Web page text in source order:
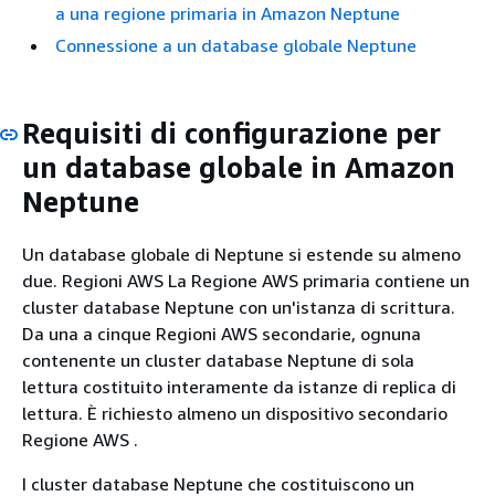
a una regione primaria in Amazon Neptune
Connessione a un database globale Neptune
Requisiti di configurazione per
un database globale in Amazon
Neptune
Un database globale di Neptune si estende su almeno
due. Regioni AWS La Regione AWS primaria contiene un
cluster database Neptune con un'istanza di scrittura.
Da una a cinque Regioni AWS secondarie, ognuna
contenente un cluster database Neptune di sola
lettura costituito interamente da istanze di replica di
lettura. È richiesto almeno un dispositivo secondario
Regione AWS .
I cluster database Neptune che costituiscono un